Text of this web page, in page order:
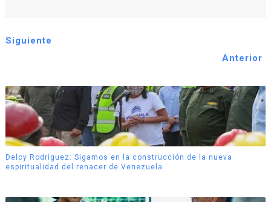
Siguiente
Anterior
Delcy Rodríguez: Sigamos en la construcción de la nueva
espiritualidad del renacer de Venezuela